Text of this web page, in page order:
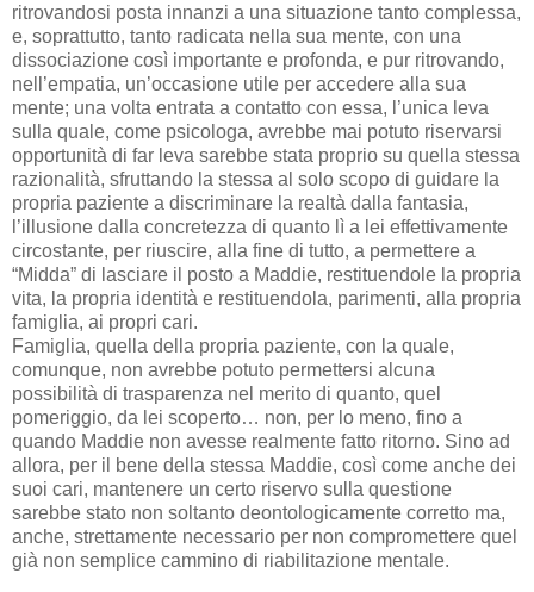
ritrovandosi posta innanzi a una situazione tanto complessa,
e, soprattutto, tanto radicata nella sua mente, con una
dissociazione così importante e profonda, e pur ritrovando,
nell’empatia, un’occasione utile per accedere alla sua
mente; una volta entrata a contatto con essa, l’unica leva
sulla quale, come psicologa, avrebbe mai potuto riservarsi
opportunità di far leva sarebbe stata proprio su quella stessa
razionalità, sfruttando la stessa al solo scopo di guidare la
propria paziente a discriminare la realtà dalla fantasia,
l’illusione dalla concretezza di quanto lì a lei effettivamente
circostante, per riuscire, alla fine di tutto, a permettere a
“Midda” di lasciare il posto a Maddie, restituendole la propria
vita, la propria identità e restituendola, parimenti, alla propria
famiglia, ai propri cari.
Famiglia, quella della propria paziente, con la quale,
comunque, non avrebbe potuto permettersi alcuna
possibilità di trasparenza nel merito di quanto, quel
pomeriggio, da lei scoperto… non, per lo meno, fino a
quando Maddie non avesse realmente fatto ritorno. Sino ad
allora, per il bene della stessa Maddie, così come anche dei
suoi cari, mantenere un certo riservo sulla questione
sarebbe stato non soltanto deontologicamente corretto ma,
anche, strettamente necessario per non compromettere quel
già non semplice cammino di riabilitazione mentale.